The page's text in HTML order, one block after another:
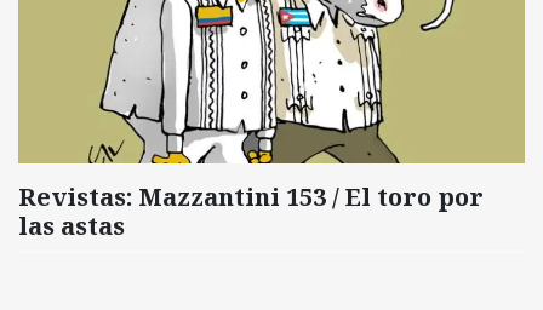
Revistas: Mazzantini 153 / El toro por
las astas